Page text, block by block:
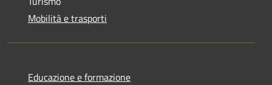
Mobilità e trasporti
Educazione e formazione